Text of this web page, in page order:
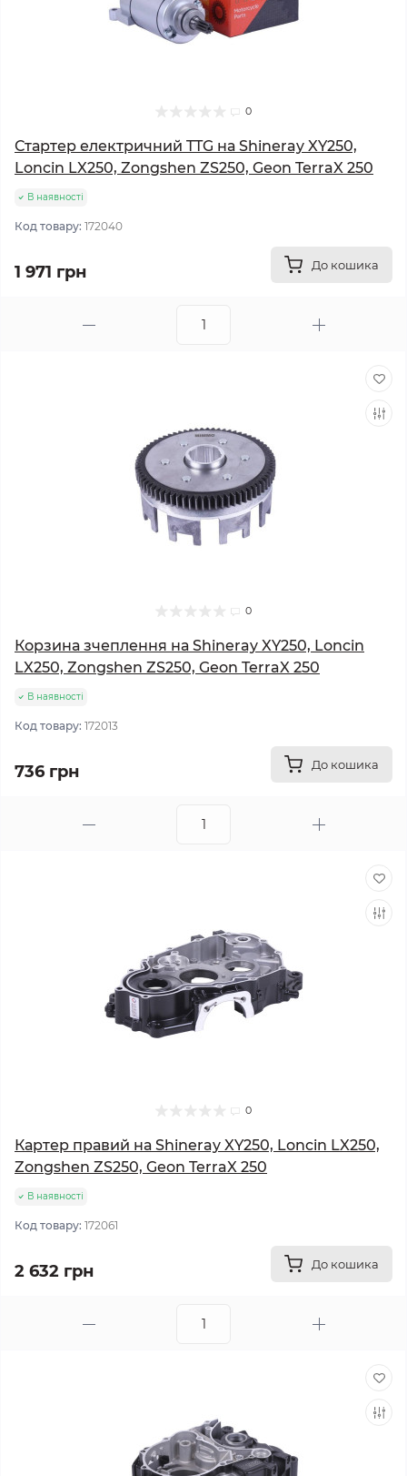
0
Стартер електричний TTG на Shineray XY250,
Loncin LX250, Zongshen ZS250, Geon TerraX 250
В наявності
Код товару: 172040
1 971 грн До кошика
0
Корзина зчеплення на Shineray XY250, Loncin
LX250, Zongshen ZS250, Geon TerraX 250
В наявності
Код товару: 172013
736 грн До кошика
0
Картер правий на Shineray XY250, Loncin LX250,
Zongshen ZS250, Geon TerraX 250
В наявності
Код товару: 172061
2 632 грн До кошика